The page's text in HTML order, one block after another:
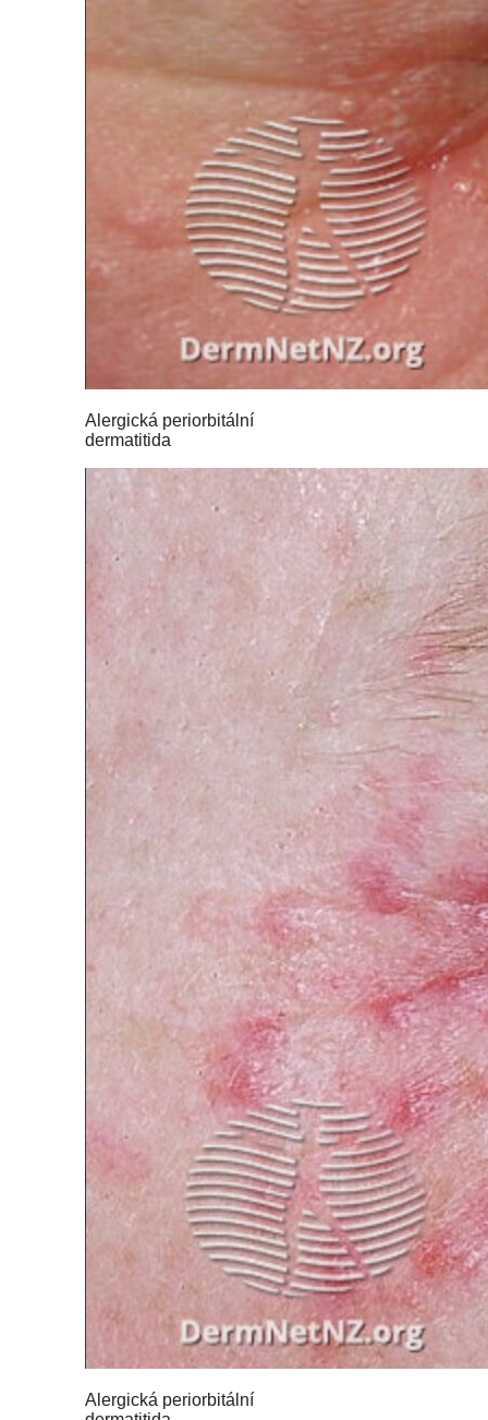
Alergická periorbitální
dermatitida
Alergická periorbitální